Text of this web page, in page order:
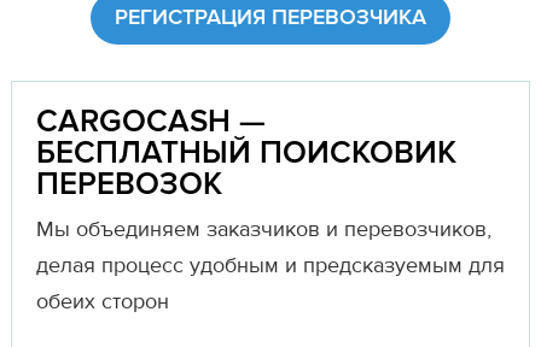
РЕГИСТРАЦИЯ ПЕРЕВОЗЧИКА
CARGOCASH —
БЕСПЛАТНЫЙ ПОИСКОВИК
ПЕРЕВОЗОК
Мы объединяем заказчиков и перевозчиков,
делая процесс удобным и предсказуемым для
обеих сторон